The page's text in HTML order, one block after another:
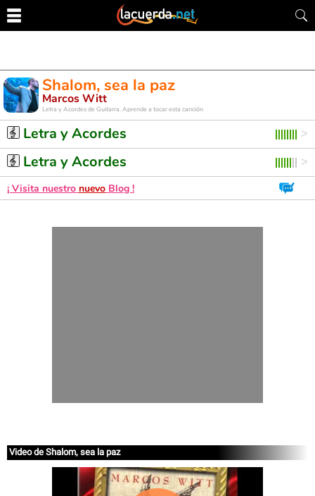
Shalom, sea la paz
Marcos Witt
Letra y Acordes de Guitarra. Aprende a tocar esta canción
Letra y Acordes
Letra y Acordes
¡ Visita nuestro nuevo Blog !
Video de Shalom, sea la paz